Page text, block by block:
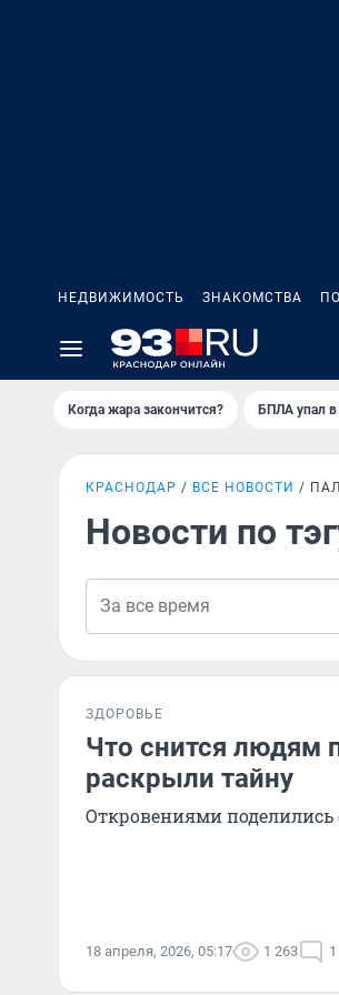
НЕДВИЖИМОСТЬ ЗНАКОМСТВА
Когда жара закончится? БПЛА упал
КРАСНОДАР ВСЕ НОВОСТИ
Новости по
ЗДОРОВЬЕ
Что снится людям
раскрыли тайну
Откровениями
18 апреля, 2026, 05:17 1 263 1